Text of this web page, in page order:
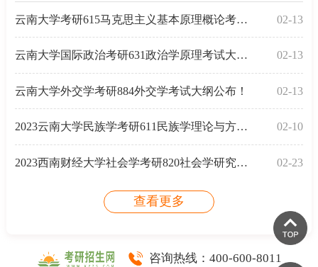
云南大学考研615马克思主义基本原理概论考试大纲 02-13
云南大学国际政治考研631政治学原理考试大纲公布！ 02-13
云南大学外交学考研884外交学考试大纲公布！ 02-13
2023云南大学民族学考研611民族学理论与方法考试大纲 02-10
2023西南财经大学社会学考研820社会学研究方法考试大纲 02-23
查看更多
咨询热线：400-600-8011